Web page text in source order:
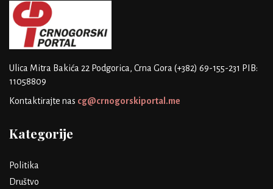
Ulica Mitra Bakića 22 Podgorica, Crna Gora (+382) 69-155-231 PIB:
11058809
Kontaktirajte nas cg@crnogorskiportal.me
Kategorije
Politika
Društvo